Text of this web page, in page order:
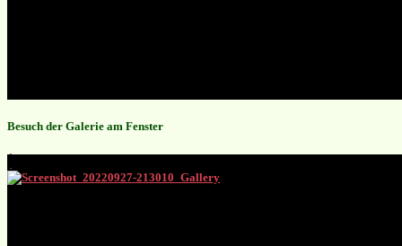
Besuch der Galerie am Fenster